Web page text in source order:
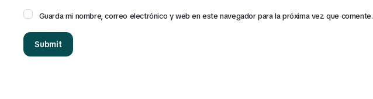
Guarda mi nombre, correo electrónico y web en este navegador para la próxima vez que comente.